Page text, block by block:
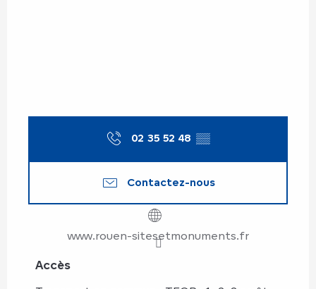
02 35 52 48 ▒▒
Contactez-nous
www.rouen-sitesetmonuments.fr
Accès
Accès